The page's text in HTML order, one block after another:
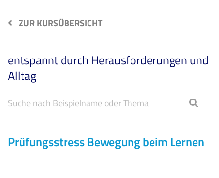
ZUR KURSÜBERSICHT
entspannt durch Herausforderungen und
Alltag
PrüfungsstressBewegung beim Lernen